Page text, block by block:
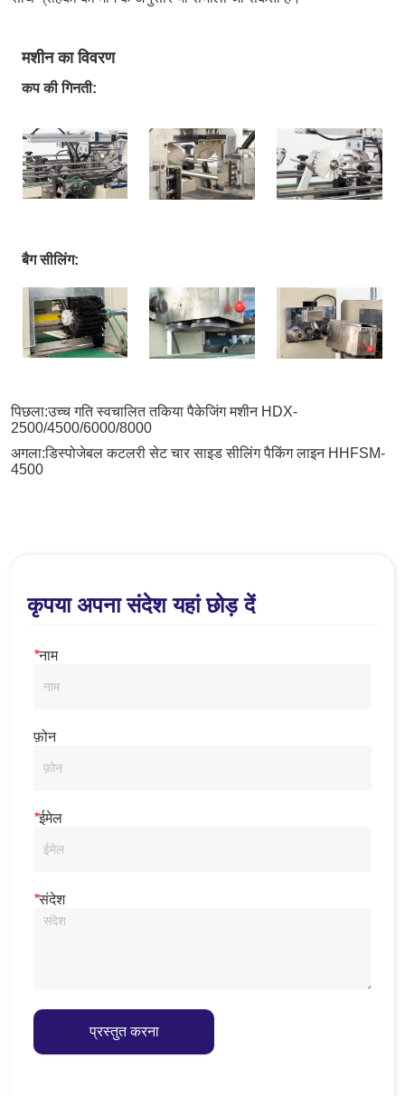
पिछला:उच्च गति स्वचालित तकिया पैकेजिंग मशीन HDX-
2500/4500/6000/8000
अगला:डिस्पोजेबल कटलरी सेट चार साइड सीलिंग पैकिंग लाइन HHFSM-
4500
कृपया अपना संदेश यहां छोड़ दें
*नाम
फ़ोन
*ईमेल
*संदेश
प्रस्तुत करना